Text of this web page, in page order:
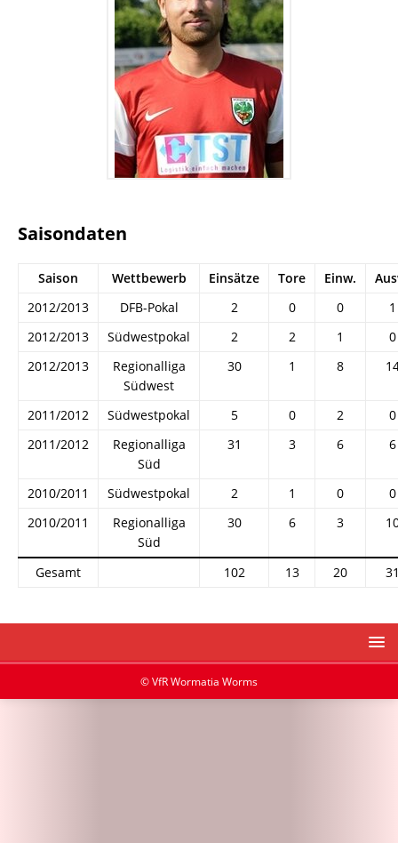
Saisondaten
Saison Wettbewerb Einsätze Tore Einw.
2012/2013
DFB-Pokal 2 0 0
1
2012/2013
Südwestpokal 2 2 1
0
2012/2013
Regionalliga
Südwest
30 1 8
2011/2012 Südwestpokal 5 0 2
0
2011/2012
Regionalliga
Süd
31 3 6 6
2010/2011 Südwestpokal 2 1 0
0
2010/2011
Regionalliga
Süd
30 6 3
Gesamt 102 13 20
© VfR Wormatia Worms